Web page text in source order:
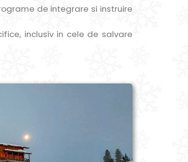
de integrare si instruire
inclusiv in cele de salvare